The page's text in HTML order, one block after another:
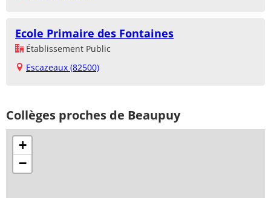
Ecole Primaire des Fontaines
Établissement Public
Escazeaux (82500)
Collèges proches de Beaupuy
+
−